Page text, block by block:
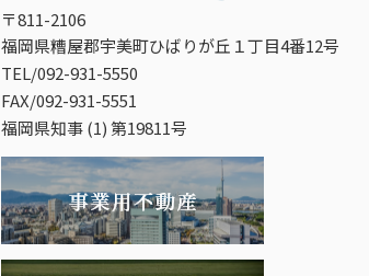
〒811-2106
福岡県糟屋郡宇美町ひばりが丘１丁目4番12号
TEL/092-931-5550
FAX/092-931-5551
福岡県知事 (1) 第19811号